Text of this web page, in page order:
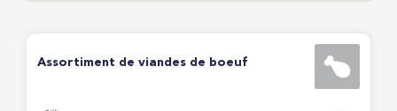
Assortiment de viandes de boeuf